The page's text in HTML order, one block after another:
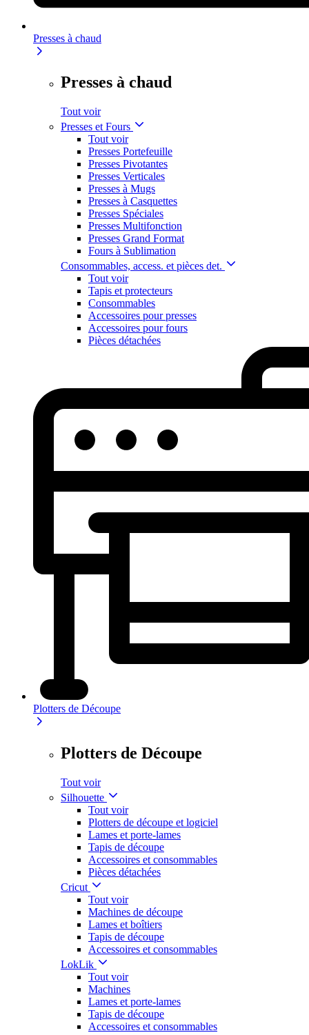
Presses à chaud
Presses à chaud
Tout voir
Presses et Fours
Tout voir
Presses Portefeuille
Presses Pivotantes
Presses Verticales
Presses à Mugs
Presses à Casquettes
Presses Spéciales
Presses Multifonction
Presses Grand Format
Fours à Sublimation
Consommables, access. et pièces det.
Tout voir
Tapis et protecteurs
Consommables
Accessoires pour presses
Accessoires pour fours
Pièces détachées
Plotters de Découpe
Plotters de Découpe
Tout voir
Silhouette
Tout voir
Plotters de découpe et logiciel
Lames et porte-lames
Tapis de découpe
Accessoires et consommables
Pièces détachées
Cricut
Tout voir
Machines de découpe
Lames et boîtiers
Tapis de découpe
Accessoires et consommables
LokLik
Tout voir
Machines
Lames et porte-lames
Tapis de découpe
Accessoires et consommables